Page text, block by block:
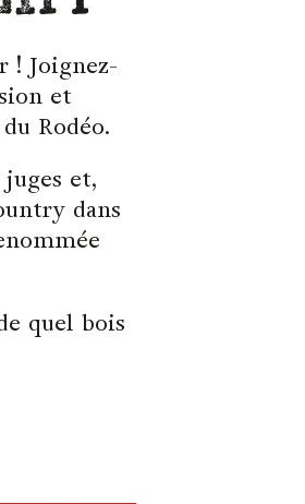
! Joignez-
et
Rodéo.
et,
dans
quel bois